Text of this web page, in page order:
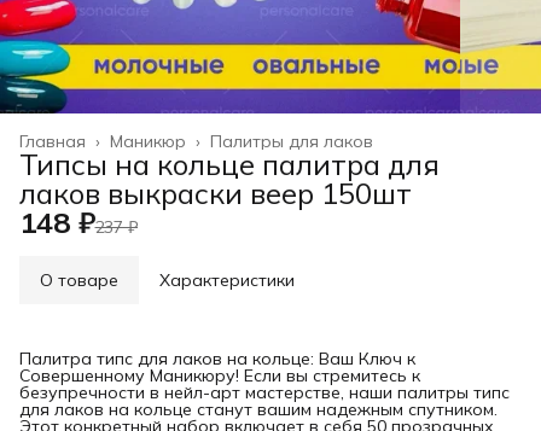
Палитры для лаков
Маникюр ›
Главная ›
Типсы на кольце палитра для
лаков выкраски веер 150шт
148 ₽237 ₽
О товаре Характеристики
Палитра типс для лаков на кольце: Ваш Ключ к
Совершенному Маникюру! Если вы стремитесь к
безупречности в нейл-арт мастерстве, наши палитры типс
для лаков на кольце станут вашим надежным спутником.
Этот конкретный набор включает в себя 50 прозрачных